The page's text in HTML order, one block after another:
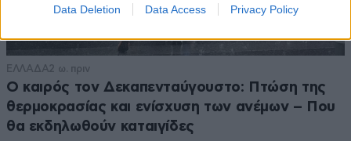
Data Deletion Data Access Privacy Policy
ΕΛΛΑΔΑ2 ω. πριν
Ο καιρός τον Δεκαπενταύγουστο: Πτώση της
θερμοκρασίας και ενίσχυση των ανέμων – Που
θα εκδηλωθούν καταιγίδες